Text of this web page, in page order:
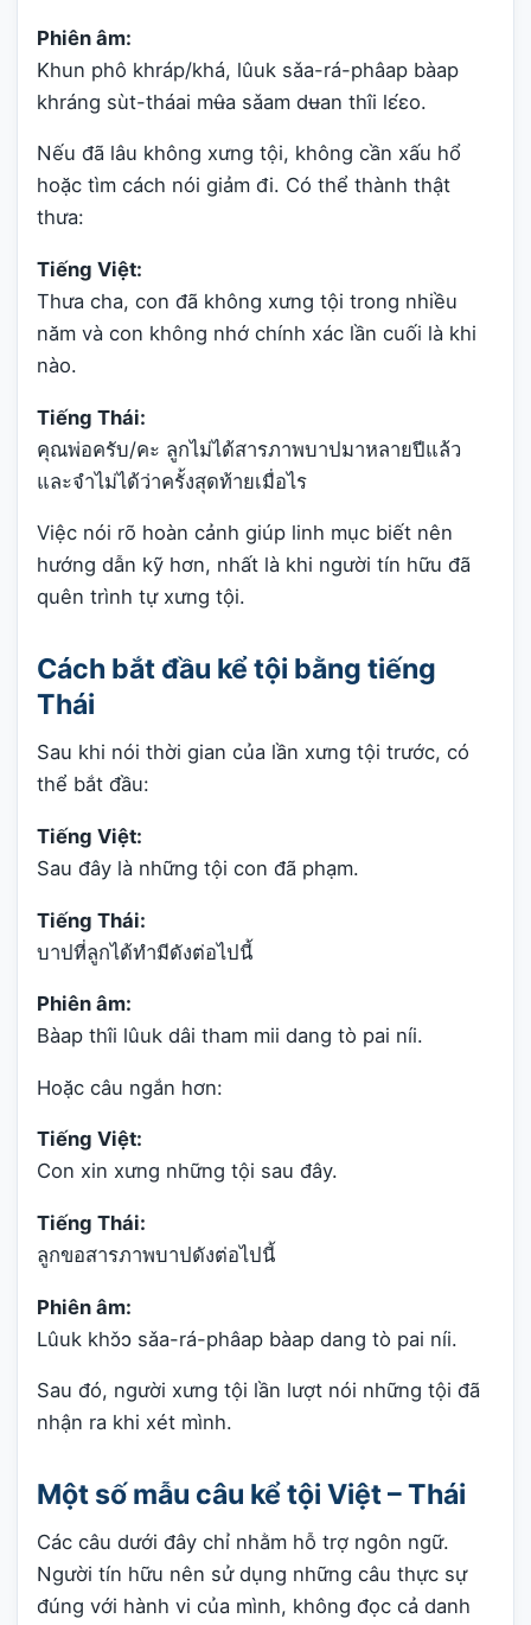
Phiên âm:
Khun phô khráp/khá, lûuk sǎa-rá-phâap bàap
khráng sùt-tháai mʉ̂a sǎam dʉan thîi lɛ́ɛo.
Nếu đã lâu không xưng tội, không cần xấu hổ
hoặc tìm cách nói giảm đi. Có thể thành thật
thưa:
Tiếng Việt:
Thưa cha, con đã không xưng tội trong nhiều
năm và con không nhớ chính xác lần cuối là khi
nào.
Tiếng Thái:
คุณพ่อครับ/คะ ลูกไม่ได้สารภาพบาปมาหลายปีแล้ว
และจำไม่ได้ว่าครั้งสุดท้ายเมื่อไร
Việc nói rõ hoàn cảnh giúp linh mục biết nên
hướng dẫn kỹ hơn, nhất là khi người tín hữu đã
quên trình tự xưng tội.
Cách bắt đầu kể tội bằng tiếng
Thái
Sau khi nói thời gian của lần xưng tội trước, có
thể bắt đầu:
Tiếng Việt:
Sau đây là những tội con đã phạm.
Tiếng Thái:
บาปที่ลูกได้ทำมีดังต่อไปนี้
Phiên âm:
Bàap thîi lûuk dâi tham mii dang tò pai níi.
Hoặc câu ngắn hơn:
Tiếng Việt:
Con xin xưng những tội sau đây.
Tiếng Thái:
ลูกขอสารภาพบาปดังต่อไปนี้
Phiên âm:
Lûuk khɔ̌ɔ sǎa-rá-phâap bàap dang tò pai níi.
Sau đó, người xưng tội lần lượt nói những tội đã
nhận ra khi xét mình.
Một số mẫu câu kể tội Việt – Thái
Các câu dưới đây chỉ nhằm hỗ trợ ngôn ngữ.
Người tín hữu nên sử dụng những câu thực sự
đúng với hành vi của mình, không đọc cả danh